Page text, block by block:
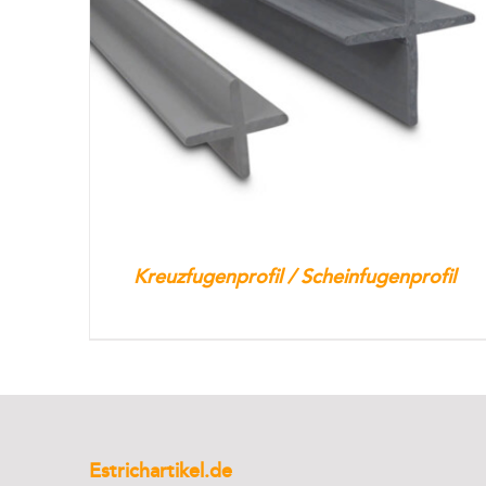
Kreuzfugenprofil / Scheinfugenprofil
Estrichartikel.de